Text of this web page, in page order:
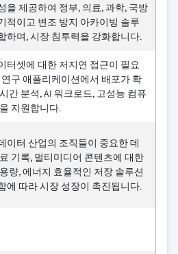
을 제공하여 정부, 의료, 과학, 국방
적이고 변조 방지 아카이빙 솔루
하며, 시장 침투력을 강화합니다.
터셋에 대한 저지연 접근이 필요
구 애플리케이션에서 배포가 확
간 분석, AI 워크로드, 고성능 컴퓨
지원합니다.
이터 산업의 조직들이 중요한 데
기록, 멀티미디어 콘텐츠에 대한
량, 에너지 효율적인 저장 솔루션
에 따라 시장 성장이 촉진됩니다.